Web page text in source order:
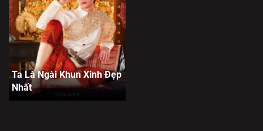
Ta Là Ngài Khun Xinh Đẹp
Nhất